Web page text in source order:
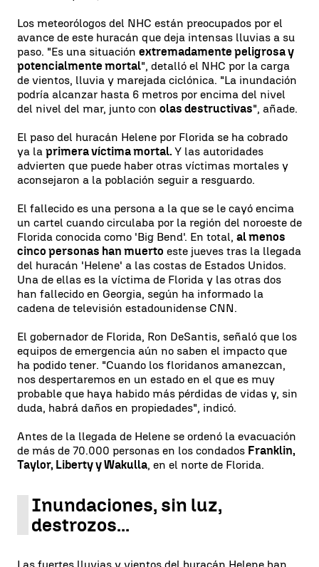
Los meteorólogos del NHC están preocupados por el
avance de este huracán que deja intensas lluvias a su
paso. "Es una situación extremadamente peligrosa y
potencialmente mortal", detalló el NHC por la carga
de vientos, lluvia y marejada ciclónica. "La inundación
podría alcanzar hasta 6 metros por encima del nivel
del nivel del mar, junto con olas destructivas", añade.
El paso del huracán Helene por Florida se ha cobrado
ya la primera víctima mortal. Y las autoridades
advierten que puede haber otras víctimas mortales y
aconsejaron a la población seguir a resguardo.
El fallecido es una persona a la que se le cayó encima
un cartel cuando circulaba por la región del noroeste de
Florida conocida como 'Big Bend'. En total, al menos
cinco personas han muerto este jueves tras la llegada
del huracán 'Helene' a las costas de Estados Unidos.
Una de ellas es la víctima de Florida y las otras dos
han fallecido en Georgia, según ha informado la
cadena de televisión estadounidense CNN.
El gobernador de Florida, Ron DeSantis, señaló que los
equipos de emergencia aún no saben el impacto que
ha podido tener. "Cuando los floridanos amanezcan,
nos despertaremos en un estado en el que es muy
probable que haya habido más pérdidas de vidas y, sin
duda, habrá daños en propiedades", indicó.
Antes de la llegada de Helene se ordenó la evacuación
de más de 70.000 personas en los condados Franklin,
Taylor, Liberty y Wakulla, en el norte de Florida.
Inundaciones, sin luz,
destrozos...